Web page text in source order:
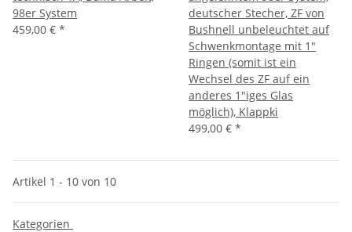
98er System
459,00 € *
deutscher Stecher, ZF von
Bushnell unbeleuchtet auf
Schwenkmontage mit 1"
Ringen (somit ist ein
Wechsel des ZF auf ein
anderes 1"iges Glas
möglich), Klappki
499,00 € *
Artikel 1 - 10 von 10
Kategorien